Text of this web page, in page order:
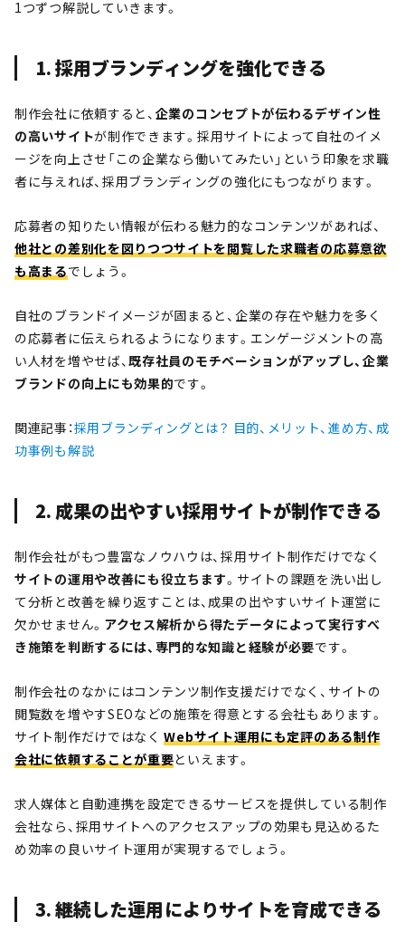
1つずつ解説していきます。
1. 採用ブランディングを強化できる
制作会社に依頼すると、 企業のコンセプトが伝わるデザイン性
の高いサイトが制作できます。採用サイトによって自社のイメ
ージを向上させ「この企業なら働いてみたい」という印象を求職
者に与えれば、採用ブランディングの強化にもつながります。
応募者の知りたい情報が伝わる魅力的なコンテンツがあれば、
他社との差別化を図りつつサイトを閲覧した求職者の応募意欲
も高まるでしょう。
自社のブランドイメージが固まると、企業の存在や魅力を多く
の応募者に伝えられるようになります。エンゲージメントの高
い人材を増やせば、既存社員のモチベーションがアップし、企業
ブランドの向上にも効果的です。
関連記事：採用ブランディングとは？ 目的、メリット、進め方、成
功事例も解説
2. 成果の出やすい採用サイトが制作できる
制作会社がもつ豊富なノウハウは、採用サイト制作だけでなく
サイトの運用や改善にも役立ちます。サイトの課題を洗い出し
て分析と改善を繰り返すことは、成果の出やすいサイト運営に
欠かせません。 アクセス解析から得たデータによって実行すべ
き施策を判断するには、専門的な知識と経験が必要です。
制作会社のなかにはコンテンツ制作支援だけでなく、サイトの
閲覧数を増やすSEOなどの施策を得意とする会社もあります。
サイト制作だけではなくWebサイト運用にも定評のある制作
会社に依頼することが重要といえます。
求人媒体と自動連携を設定できるサービスを提供している制作
会社なら、採用サイトへのアクセスアップの効果も見込めるた
め効率の良いサイト運用が実現するでしょう。
3. 継続した運用によりサイトを育成できる